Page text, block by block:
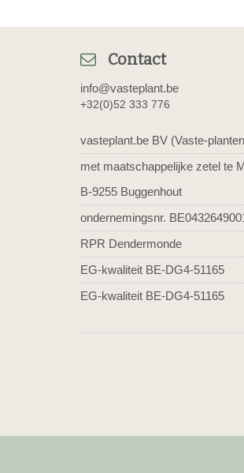
Contact
info@vasteplant.be
+32(0)52 333 776
vasteplant.be BV (Vaste-
met maatschappelijke zetel te
B-9255 Buggenhout
ondernemingsnr.
RPR Dendermonde
EG-kwaliteit BE-DG4-51165
EG-kwaliteit BE-DG4-51165